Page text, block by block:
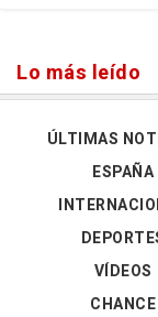
Lo más leído
ÚLTIMAS
ESPAÑA
VÍDEOS
CHANCE